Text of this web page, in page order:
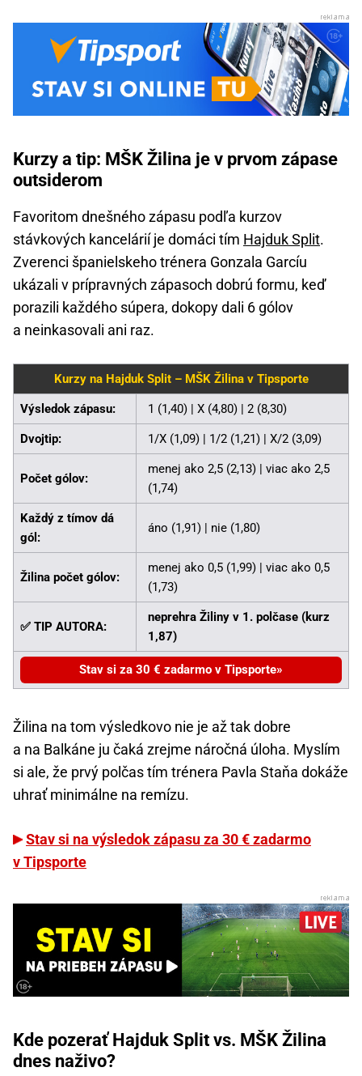
Kurzy a tip: MŠK Žilina je v prvom zápase
outsiderom
Favoritom dnešného zápasu podľa kurzov
stávkových kancelárií je domáci tím Hajduk Split.
Zverenci španielskeho trénera Gonzala Garcíu
ukázali v prípravných zápasoch dobrú formu, keď
porazili každého súpera, dokopy dali 6 gólov
a neinkasovali ani raz.
Kurzy na Hajduk Split – MŠK Žilina v Tipsporte
Výsledok zápasu: 1 (1,40) | X (4,80) | 2 (8,30)
Dvojtip: 1/X (1,09) | 1/2 (1,21) | X/2 (3,09)
Počet gólov:
menej ako 2,5 (2,13) | viac ako 2,5
(1,74)
Každý z tímov dá
gól:
áno (1,91) | nie (1,80)
Žilina počet gólov:
menej ako 0,5 (1,99) | viac ako 0,5
(1,73)
✅ TIP AUTORA:
neprehra Žiliny v 1. polčase (kurz
1,87)
Stav si za 30 € zadarmo v Tipsporte
Žilina na tom výsledkovo nie je až tak dobre
a na Balkáne ju čaká zrejme náročná úloha. Myslím
si ale, že prvý polčas tím trénera Pavla Staňa dokáže
uhrať minimálne na remízu.
Stav si na výsledok zápasu za 30 € zadarmo
v Tipsporte
Kde pozerať Hajduk Split vs. MŠK Žilina
dnes naživo?